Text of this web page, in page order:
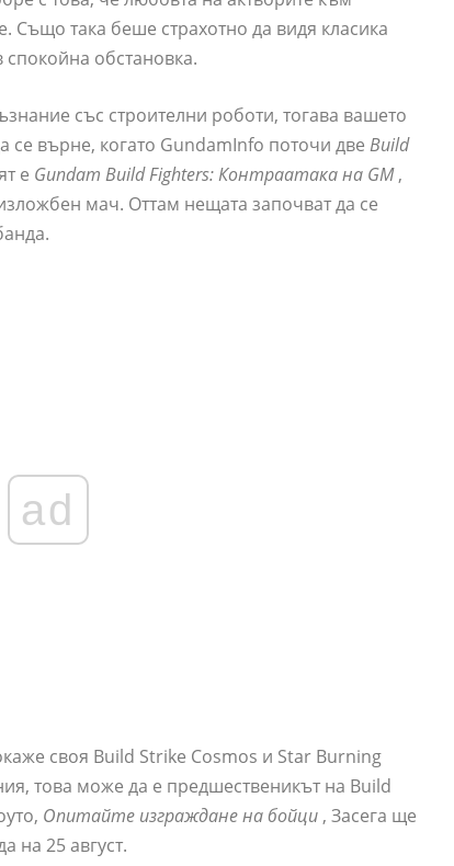
Също така беше страхотно да видя класика
обстановка.
със строителни роботи, тогава вашето
върне, когато GundamInfo поточи две Build
е Gundam Build Fighters: Контраатака на GM,
мач. Оттам нещата започват да се
ad
своя Build Strike Cosmos и Star Burning
това може да е предшественикът на Build
Опитайте изграждане на бойци , Засега ще
на 25 август.